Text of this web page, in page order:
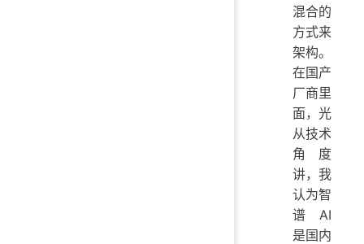
混合的
方式来
架构。
在国产
厂商里
面，光
从技术
角度
讲，我
认为智
谱 AI
是国内